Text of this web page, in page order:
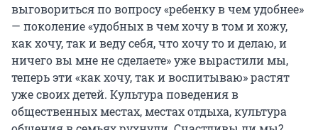
выговориться по вопросу «ребенку в чем удобнее»
— поколение «удобных в чем хочу в том и хожу,
как хочу, так и веду себя, что хочу то и делаю, и
ничего вы мне не сделаете» уже вырастили мы,
теперь эти «как хочу, так и воспитываю» растят
уже своих детей. Культура поведения в
общественных местах, местах отдыха, культура